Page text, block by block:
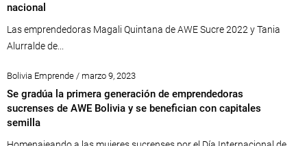
nacional
Las emprendedoras Magali Quintana de AWE Sucre 2022 y Tania
Alurralde de...
Bolivia Emprende / marzo 9, 2023
Se gradúa la primera generación de emprendedoras
sucrenses de AWE Bolivia y se benefician con capitales
semilla